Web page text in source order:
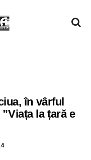
în vârful
la țară e